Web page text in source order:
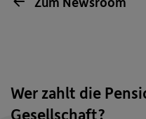
Wer zahlt die
Gesellschaft?